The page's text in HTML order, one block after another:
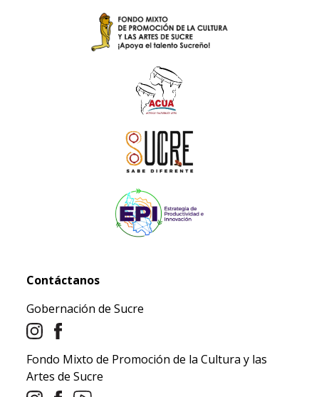
Contáctanos
Gobernación de Sucre
Fondo Mixto de Promoción de la Cultura y las
Artes de Sucre